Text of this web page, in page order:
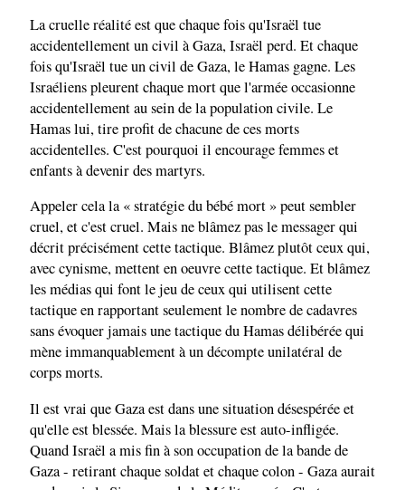
La cruelle réalité est que chaque fois qu'Israël tue
accidentellement un civil à Gaza, Israël perd. Et chaque
fois qu'Israël tue un civil de Gaza, le Hamas gagne. Les
Israéliens pleurent chaque mort que l'armée occasionne
accidentellement au sein de la population civile. Le
Hamas lui, tire profit de chacune de ces morts
accidentelles. C'est pourquoi il encourage femmes et
enfants à devenir des martyrs.
Appeler cela la « stratégie du bébé mort » peut sembler
cruel, et c'est cruel. Mais ne blâmez pas le messager qui
décrit précisément cette tactique. Blâmez plutôt ceux qui,
avec cynisme, mettent en oeuvre cette tactique. Et blâmez
les médias qui font le jeu de ceux qui utilisent cette
tactique en rapportant seulement le nombre de cadavres
sans évoquer jamais une tactique du Hamas délibérée qui
mène immanquablement à un décompte unilatéral de
corps morts.
Il est vrai que Gaza est dans une situation désespérée et
qu'elle est blessée. Mais la blessure est auto-infligée.
Quand Israël a mis fin à son occupation de la bande de
Gaza - retirant chaque soldat et chaque colon - Gaza aurait